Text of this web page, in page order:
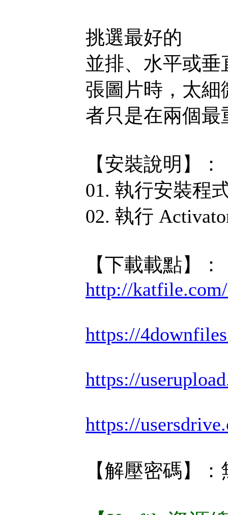
挑選最好的
並排、水平或
張圖片時，太
者只是在兩個
【安裝說明】：
01. 執行安裝程
02. 執行
【下載載點】：
http://
https://
https://
https://
【解壓密碼】：